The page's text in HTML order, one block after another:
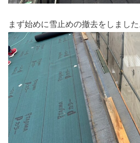
まず始めに雪止めの撤去をしました